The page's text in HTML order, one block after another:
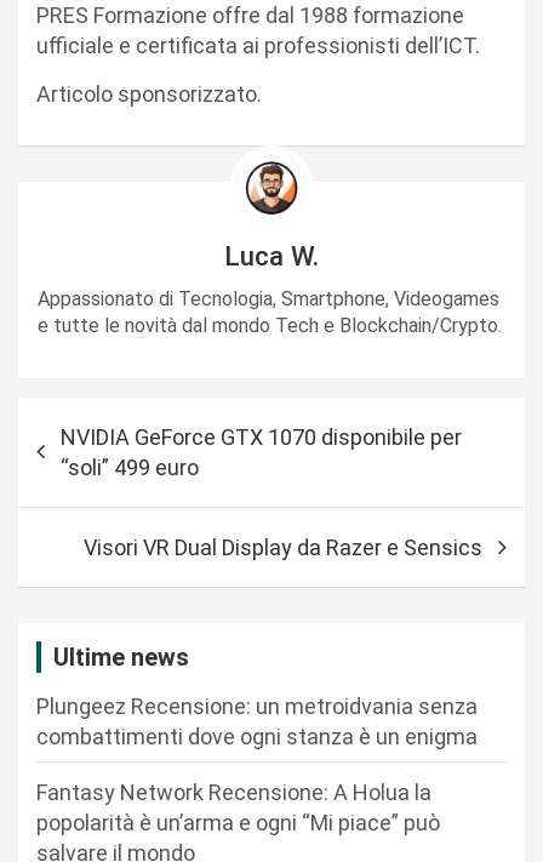
PRES Formazione offre dal 1988 formazione
ufficiale e certificata ai professionisti dell’ICT.
Articolo sponsorizzato.
Luca W.
Appassionato di Tecnologia, Smartphone, Videogames
e tutte le novità dal mondo Tech e Blockchain/Crypto.
NVIDIA GeForce GTX 1070 disponibile per
“soli” 499 euro
Visori VR Dual Display da Razer e Sensics
Ultime news
Plungeez Recensione: un metroidvania senza
combattimenti dove ogni stanza è un enigma
Fantasy Network Recensione: A Holua la
popolarità è un’arma e ogni “Mi piace” può
salvare il mondo